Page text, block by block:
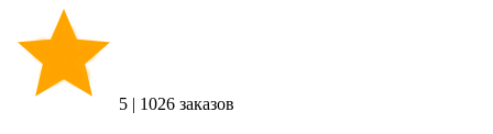
5 | 1026 заказов